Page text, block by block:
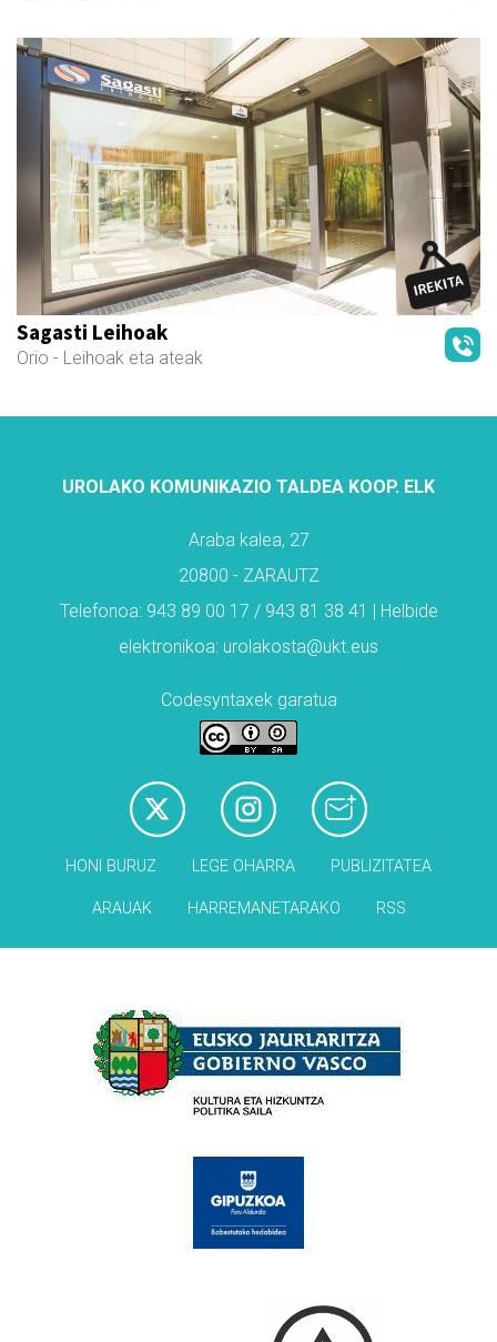
Sagasti Leihoak
Orio - Leihoak eta ateak
UROLAKO KOMUNIKAZIO TALDEA KOOP. ELK
Araba kalea, 27
20800 - ZARAUTZ
Telefonoa: 943 89 00 17 / 943 81 38 41 | Helbide
elektronikoa: urolakosta@ukt.eus
Codesyntaxek garatua
HONI BURUZ LEGE OHARRA PUBLIZITATEA
ARAUAK HARREMANETARAKO RSS